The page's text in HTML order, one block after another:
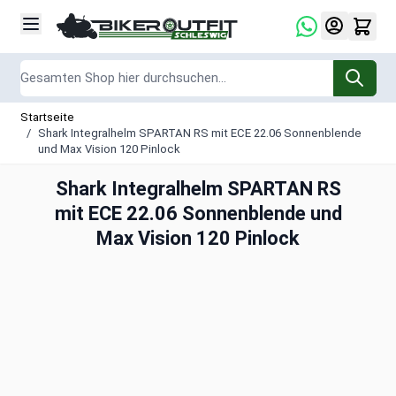
Startseite
/ Shark Integralhelm SPARTAN RS mit ECE 22.06 Sonnenblende
und Max Vision 120 Pinlock
Shark Integralhelm SPARTAN RS
mit ECE 22.06 Sonnenblende und
Max Vision 120 Pinlock